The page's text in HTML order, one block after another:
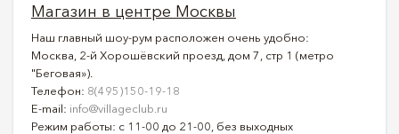
Магазин в центре Москвы
Наш главный шоу-рум расположен очень удобно:
Москва, 2-й Хорошёвский проезд, дом 7, стр 1 (метро
"Беговая»).
Телефон: 8(495)150-19-18
E-mail: info@villageclub.ru
Режим работы: с 11-00 до 21-00, без выходных